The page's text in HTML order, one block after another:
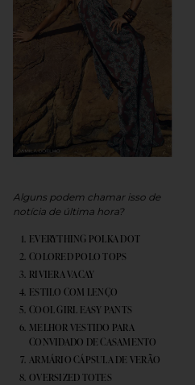
Alguns podem chamar isso de
notícia de última hora?
EVERYTHING POLKA DOT
COLORED POLO TOPS
RIVIERA VACAY
ESTILO COM LENÇO
COOL GIRL EASY PANTS
MELHOR VESTIDO PARA
CONVIDADO DE CASAMENTO
ARMÁRIO CÁPSULA DE VERÃO
OVERSIZED TOTES